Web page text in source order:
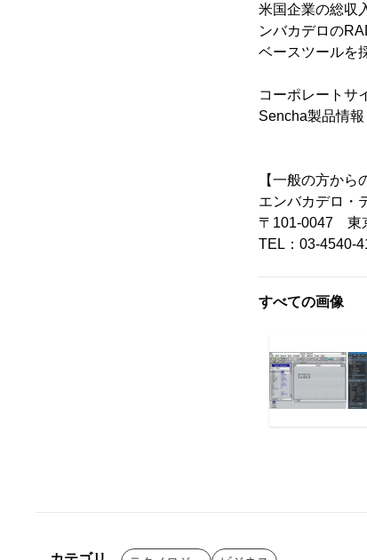
米国企業の総収
ンバカデロの
ベースツールを
コーポレートサ
Sencha製品
【一般の方から
エンバカデロ・
〒101-0047 東
TEL：03-4540-
すべての画像